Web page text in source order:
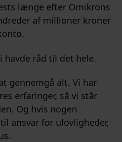
længe efter Omikrons
af millioner kroner
havde råd til det hele.
gennemgå alt. Vi har
erfaringer, så vi står
Og hvis nogen
ansvar for ulovligheder,